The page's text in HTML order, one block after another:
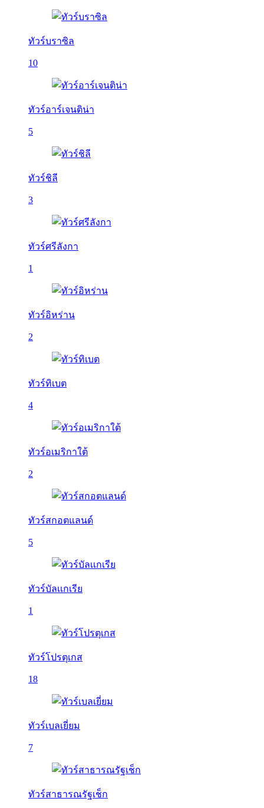
ทัวร์บราซิล
10
ทัวร์อาร์เจนติน่า
5
ทัวร์ชิลี
3
ทัวร์ศรีลังกา
1
ทัวร์อิหร่าน
2
ทัวร์ทิเบต
4
ทัวร์อเมริกาใต้
2
ทัวร์สกอตแลนด์
5
ทัวร์บัลเเกเรีย
1
ทัวร์โปรตุเกส
18
ทัวร์เบลเยี่ยม
7
ทัวร์สาธารณรัฐเช็ก